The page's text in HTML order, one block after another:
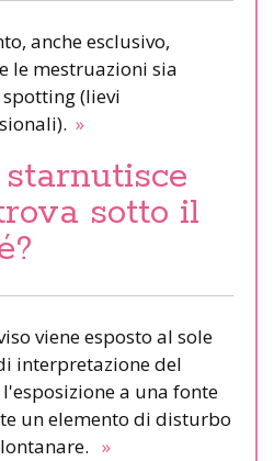
anche esclusivo,
le mestruazioni sia
(lievi
»
sotto il
viene esposto al sole
interpretazione del
a una fonte
un elemento di disturbo
»